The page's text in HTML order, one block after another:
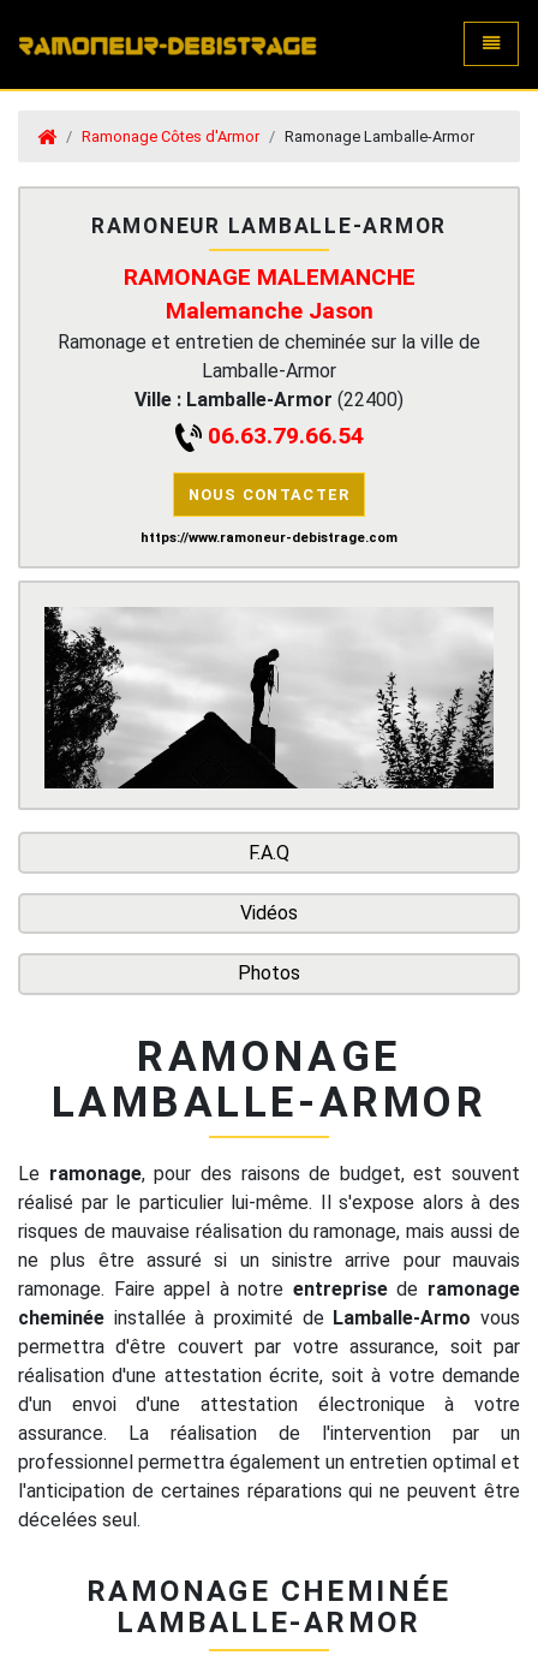
Ramonage Côtes d'Armor Ramonage Lamballe-Armor
RAMONEUR LAMBALLE-ARMOR
RAMONAGE MALEMANCHE
Malemanche Jason
Ramonage et entretien de cheminée sur la ville de
Lamballe-Armor
Ville : Lamballe-Armor (22400)
06.63.79.66.54
NOUS CONTACTER
https://www.ramoneur-debistrage.com
F.A.Q
Vidéos
Photos
RAMONAGE
LAMBALLE-ARMOR
Le ramonage, pour des raisons de budget, est souvent
réalisé par le particulier lui-même. Il s'expose alors à des
risques de mauvaise réalisation du ramonage, mais aussi de
ne plus être assuré si un sinistre arrive pour mauvais
ramonage. Faire appel à notre entreprisede ramonage
cheminée installée à proximité de Lamballe-Armo vous
permettra d'être couvert par votre assurance, soit par
réalisation d'une attestation écrite, soit à votre demande
d'un envoi d'une attestation électronique à votre
assurance. La réalisation de l'intervention par un
professionnel permettra également un entretien optimal et
l'anticipation de certaines réparations qui ne peuvent être
décelées seul.
RAMONAGE CHEMINÉE
LAMBALLE-ARMOR